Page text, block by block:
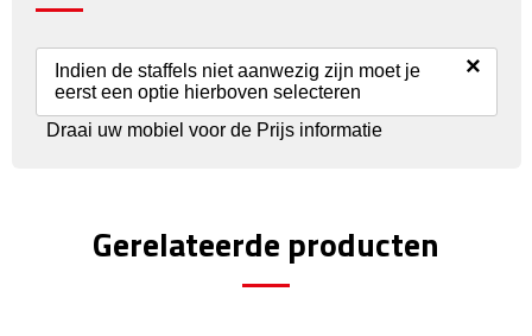
Auto telefoonhouders
IJskrabbers
Indien de staffels niet aanwezig zijn moet je
eerst een optie hierboven selecteren
×
Draai uw mobiel voor de Prijs informatie
Gerelateerde producten